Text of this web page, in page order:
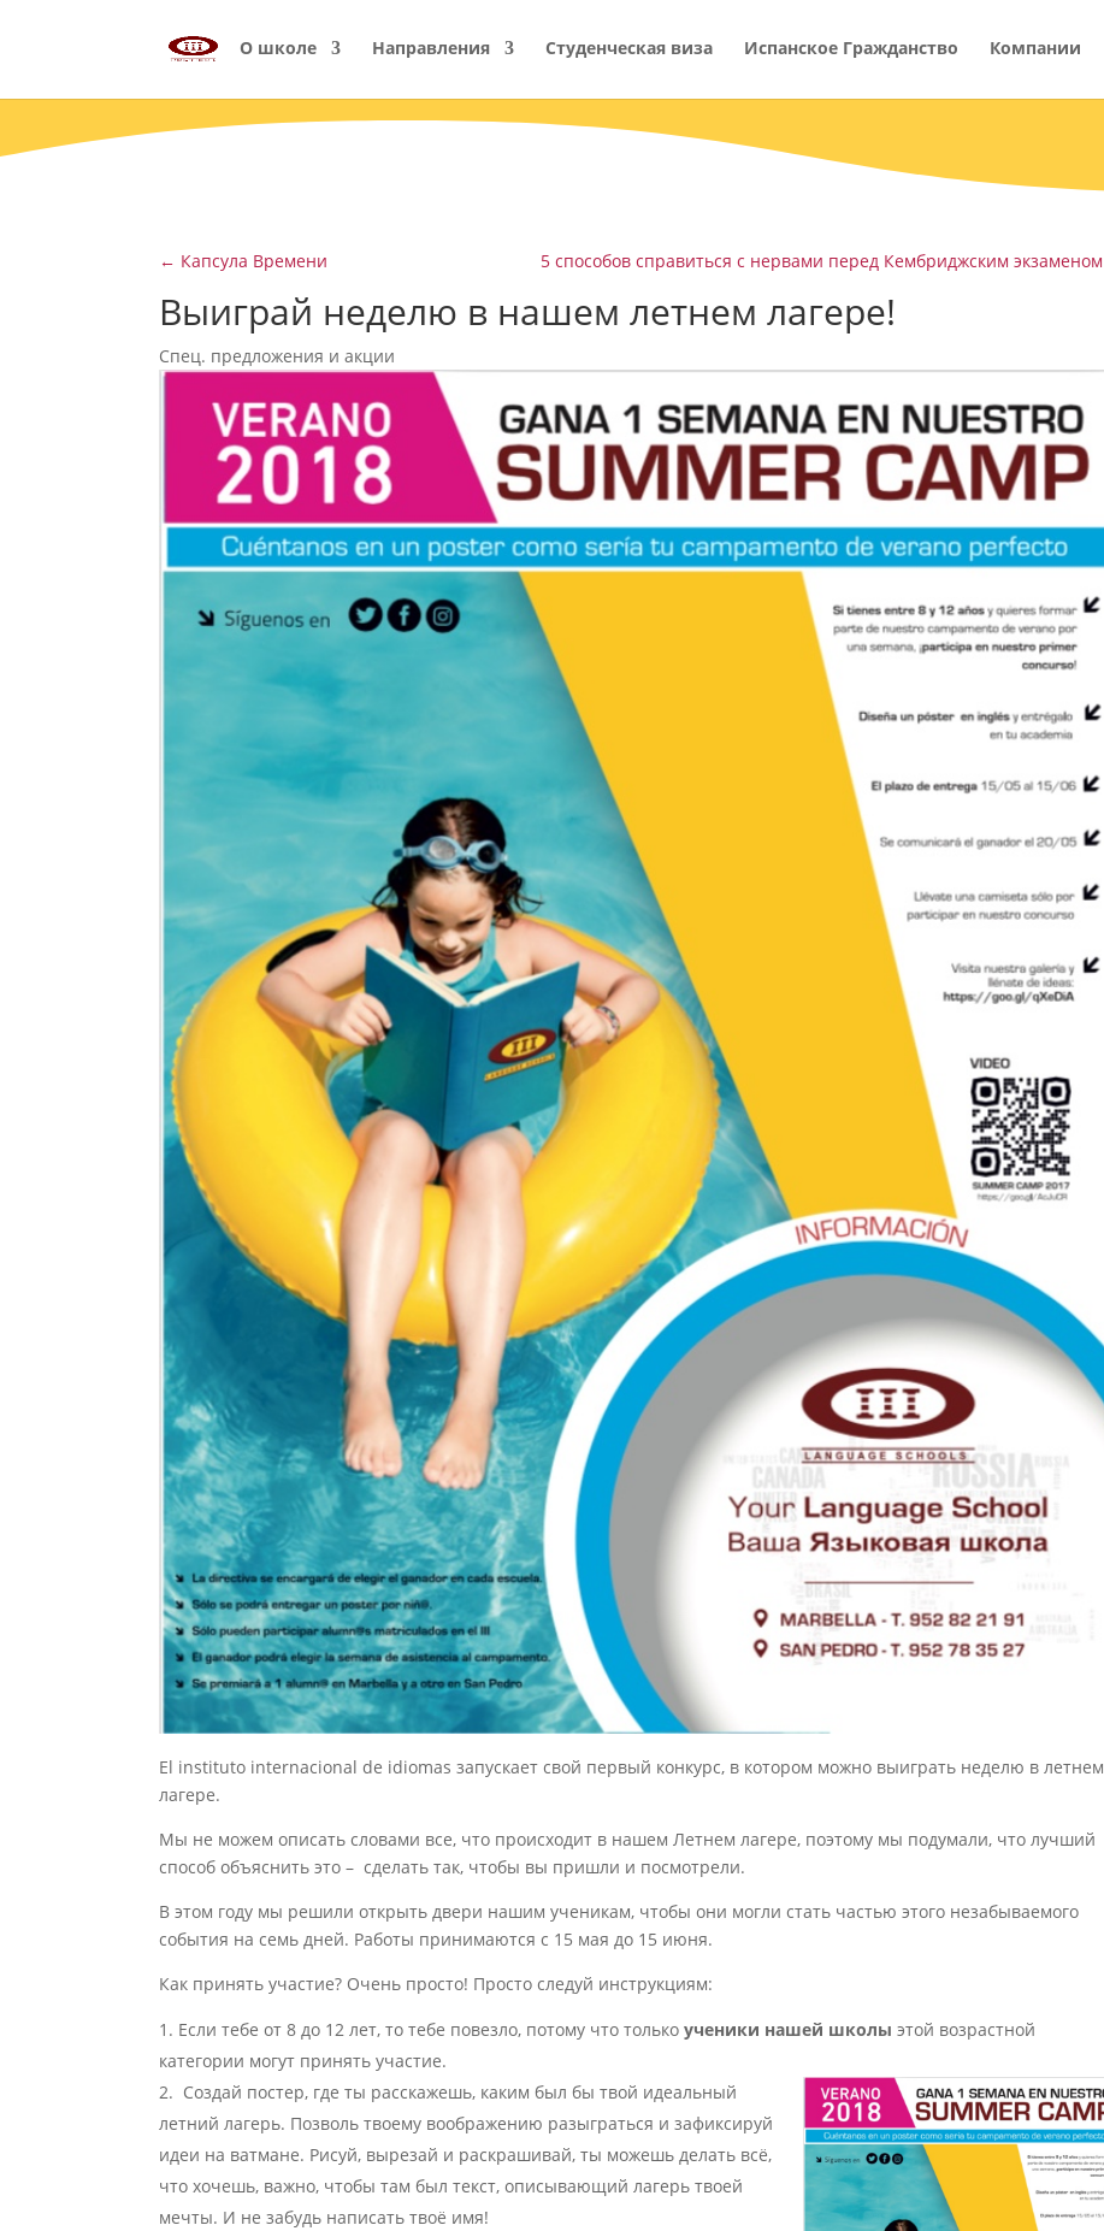
О школе Направления Студенческая виза Испанское Гражданство Компании
← Капсула Времени 5 способов справиться с нервами перед Кембриджским экзаменом
Выиграй неделю в нашем летнем лагере!
Спец. предложения и акции
El instituto internacional de idiomas запускает свой первый конкурс, в котором можно выиграть неделю в летнем
лагере.
Мы не можем описать словами все, что происходит в нашем Летнем лагере, поэтому мы подумали, что лучший
способ объяснить это – сделать так, чтобы вы пришли и посмотрели.
В этом году мы решили открыть двери нашим ученикам, чтобы они могли стать частью этого незабываемого
события на семь дней. Работы принимаются с 15 мая до 15 июня.
Как принять участие? Очень просто! Просто следуй инструкциям:
Если тебе от 8 до 12 лет, то тебе повезло, потому что только ученики нашей школы этой возрастной
категории могут принять участие.
Создай постер, где ты расскажешь, каким был бы твой идеальный
летний лагерь. Позволь твоему воображению разыграться и зафиксируй
идеи на ватмане. Рисуй, вырезай и раскрашивай, ты можешь делать всё,
что хочешь, важно, чтобы там был текст, описывающий лагерь твоей
мечты. И не забудь написать твоё имя!